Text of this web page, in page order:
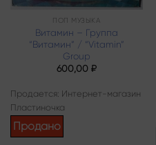
ПОП МУЗЫКА
Витамин – Группа
“Витамин” / “Vitamin”
Group
600,00 ₽
Продается: Интернет-магазин
Пластиночка
Продано